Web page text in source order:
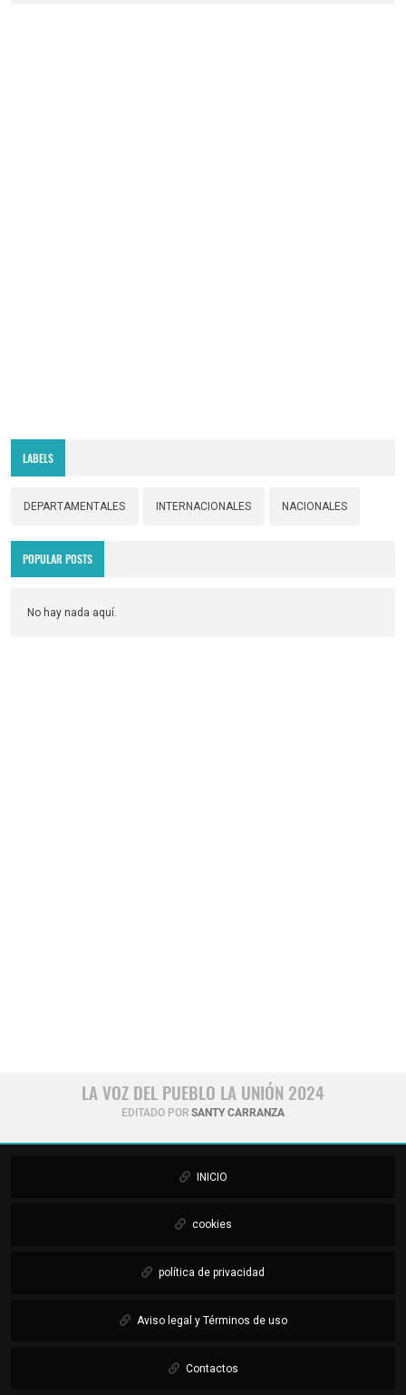
LABELS
DEPARTAMENTALES INTERNACIONALES NACIONALES
POPULAR POSTS
No hay nada aquí.
LA VOZ DEL PUEBLO LA UNIÓN 2024
EDITADO POR SANTY CARRANZA
INICIO
cookies
política de privacidad
Aviso legal y Términos de uso
Contactos